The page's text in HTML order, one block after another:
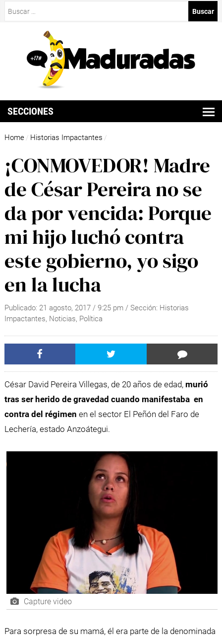
SECCIONES
Home / Historias Impactantes /
¡CONMOVEDOR! Madre
de César Pereira no se
da por vencida: Porque
mi hijo luchó contra
este gobierno, yo sigo
en la lucha
Publicado: 21 agosto, 2017/ 9:25 pm / Sección: Historias
Impactantes, Noticias, Política
César David Pereira Villegas, de 20 años de edad, murió
tras ser herido de gravedad cuando manifestaba en
contra del régimen en el sector El Peñón del Faro de
Lechería, estado Anzoátegui.
Capture video
Para sorpresa de su mamá, él era parte de la denominada